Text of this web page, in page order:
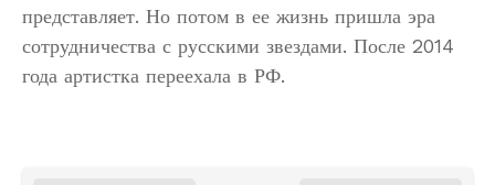
представляет. Но потом в ее жизнь пришла эра
сотрудничества с русскими звездами. После 2014
года артистка переехала в РФ.